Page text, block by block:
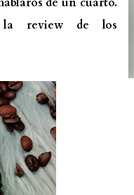
review de los